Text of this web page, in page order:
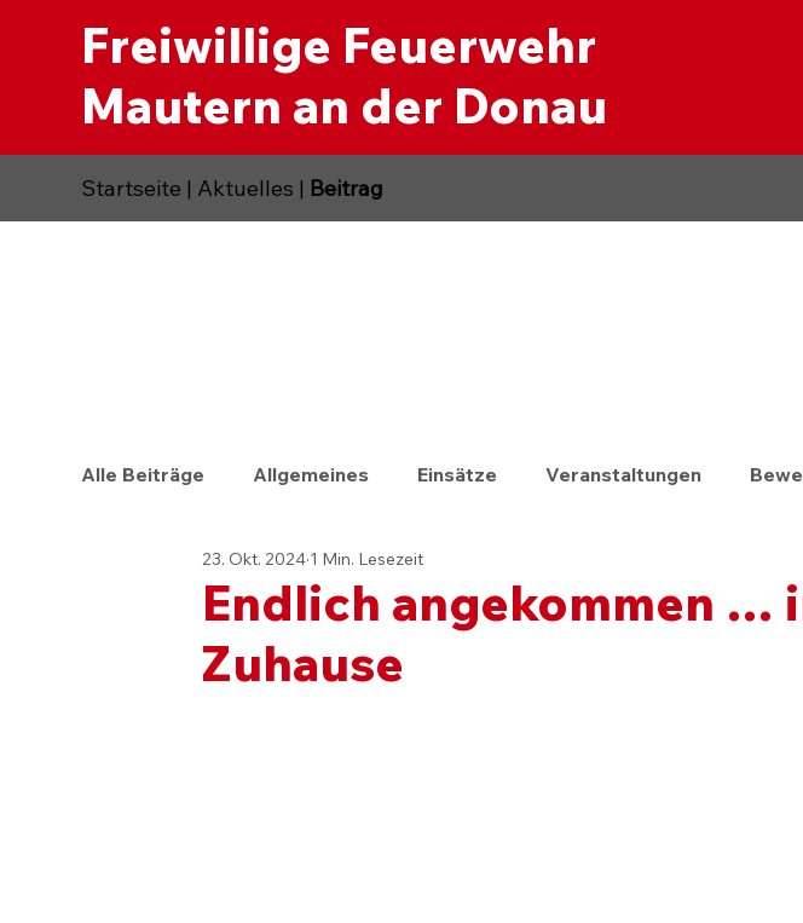
Freiwillige Feuerwehr
Mautern an der Donau
Alle Beiträge Allgemeines Einsätze Veranstaltungen
Endlich angekommen …
Zuhause
23. Okt. 2024 1 Min. Lesezeit
Startseite | Aktuelles | Beitrag